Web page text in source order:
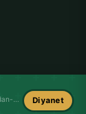
Kohlscheid Ramadan-Kalender Diyanet